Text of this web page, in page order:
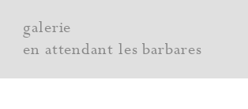
contenu
galerie
en attendant les barbares